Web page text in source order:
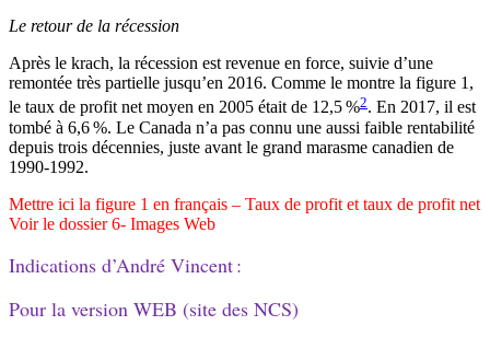
Le retour de la récession
Après le krach, la récession est revenue en force, suivie d’une
remontée très partielle jusqu’en 2016. Comme le montre la figure 1,
le taux de profit netmoyen en 2005 était de 12,5 %2. En 2017, il est
tombé à 6,6 %. Le Canada n’a pas connu une aussi faible rentabilité
depuis trois décennies, juste avant le grand marasme canadien de
1990-1992.
Mettre ici la figure 1 en français – Taux de profit et taux de profit net
Voir le dossier 6- Images Web
Indications d’André Vincent :
Pour la version WEB (site des NCS)